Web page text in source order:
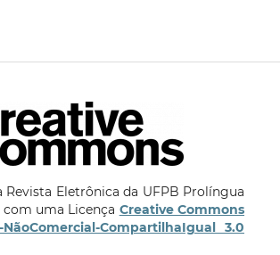
Revista Eletrônica da UFPB Prolíngua
uma Licença Creative Commons
CompartilhaIgual 3.0